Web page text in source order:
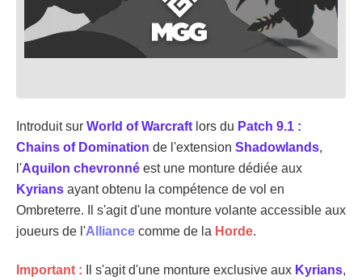
Introduit sur World of Warcraft lors du Patch 9.1 :
Chains of Domination de l'extension Shadowlands,
l'Aquilon chevronné est une monture dédiée aux
Kyrians ayant obtenu la compétence de vol en
Ombreterre. Il s'agit d'une monture volante accessible aux
joueurs de l'Alliance comme de la Horde.
Important : Il s'agit d'une monture exclusive aux Kyrians,